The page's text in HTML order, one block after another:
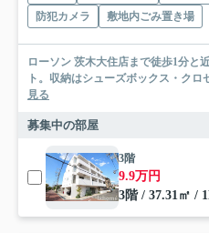
防犯カメラ
敷地内ごみ置き場
ローソン 茨木大住店まで徒歩1分と
ト。収納はシューズボックス・クロ
見る
募集中の部屋
3階
9.9万円
3階 / 37.31㎡ /